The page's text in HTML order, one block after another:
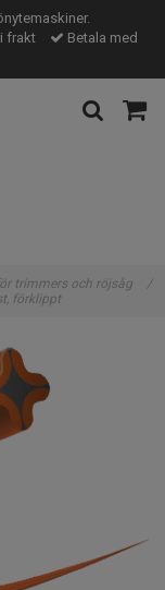
frakt
Betala med
trimmers och röjsåg
/
förklippt